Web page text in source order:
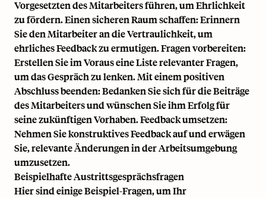
Vorgesetzten des Mitarbeiters führen, um Ehrlichkeit
zu fördern. Einen sicheren Raum schaffen: Erinnern
Sie den Mitarbeiter an die Vertraulichkeit, um
ehrliches Feedback zu ermutigen. Fragen vorbereiten:
Erstellen Sie im Voraus eine Liste relevanter Fragen,
um das Gespräch zu lenken. Mit einem positiven
Abschluss beenden: Bedanken Sie sich für die Beiträge
des Mitarbeiters und wünschen Sie ihm Erfolg für
seine zukünftigen Vorhaben. Feedback umsetzen:
Nehmen Sie konstruktives Feedback auf und erwägen
Sie, relevante Änderungen in der Arbeitsumgebung
umzusetzen.
Beispielhafte Austrittsgesprächsfragen
Hier sind einige Beispiel-Fragen, um Ihr